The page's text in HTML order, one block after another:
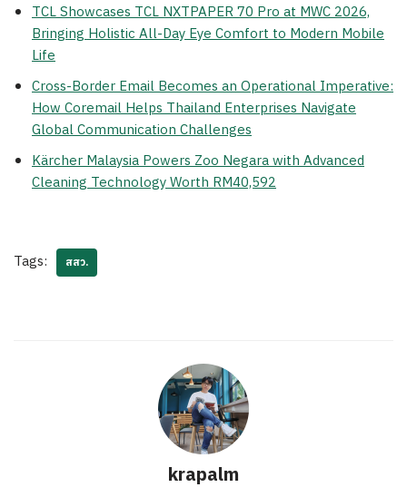
TCL Showcases TCL NXTPAPER 70 Pro at MWC 2026,
Bringing Holistic All-Day Eye Comfort to Modern Mobile
Life
Cross-Border Email Becomes an Operational Imperative:
How Coremail Helps Thailand Enterprises Navigate
Global Communication Challenges
Kärcher Malaysia Powers Zoo Negara with Advanced
Cleaning Technology Worth RM40,592
Tags: สสว.
krapalm